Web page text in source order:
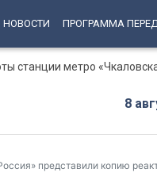
НОВОСТИ ПРОГРАММА
станции метро
8
представили копию реактора